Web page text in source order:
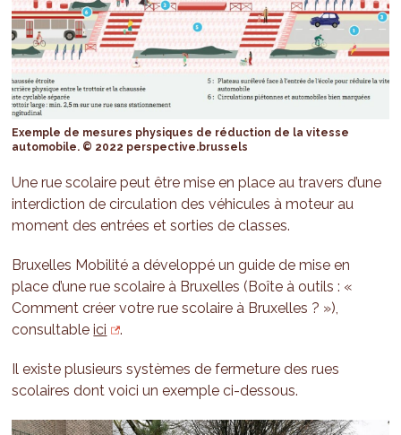
Exemple de mesures physiques de réduction de la vitesse
automobile. © 2022 perspective.brussels
Une rue scolaire peut être mise en place au travers d’une
interdiction de circulation des véhicules à moteur au
moment des entrées et sorties de classes.
Bruxelles Mobilité a développé un guide de mise en
place d’une rue scolaire à Bruxelles (Boîte à outils : «
Comment créer votre rue scolaire à Bruxelles ? »),
consultableici .
Il existe plusieurs systèmes de fermeture des rues
scolaires dont voici un exemple ci-dessous.